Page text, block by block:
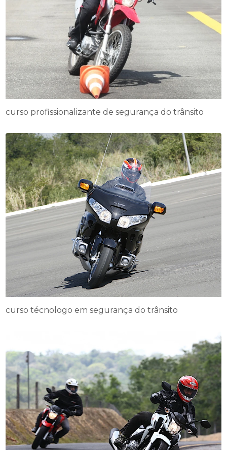
curso profissionalizante de segurança do trânsito
curso técnologo em segurança do trânsito